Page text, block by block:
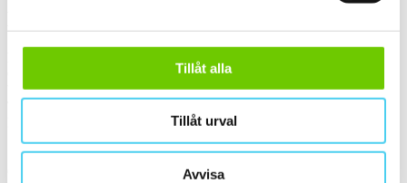
Tillåt alla
Tillåt urval
Avvisa
Vardagar 07:00-16:00